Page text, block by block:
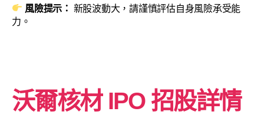
風險提示： 新股波動大，請謹慎評估自身風險承受能
力。
沃爾核材 IPO 招股詳情